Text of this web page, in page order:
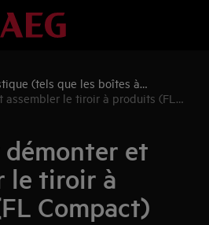
(tels que les boîtes à
assembler le tiroir à produits (FL
démonter et
le tiroir à
Compact)